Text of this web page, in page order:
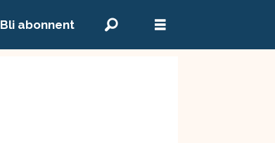
Bli abonnent